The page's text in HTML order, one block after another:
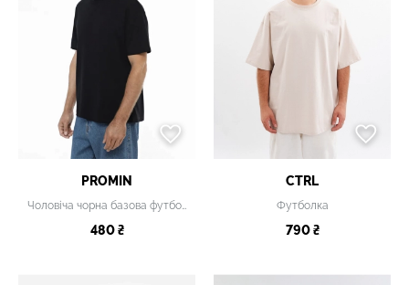
PROMIN
Чоловіча чорна базова футболка
480 ₴
CTRL
Футболка
790 ₴